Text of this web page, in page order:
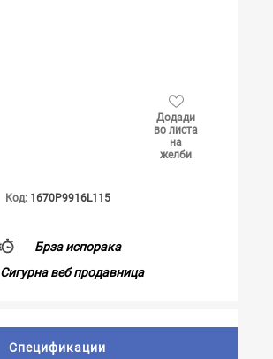
Додади
во листа
на
желби
Код: 1670P9916L115
Брза испорака
Сигурна веб продавница
Спецификации